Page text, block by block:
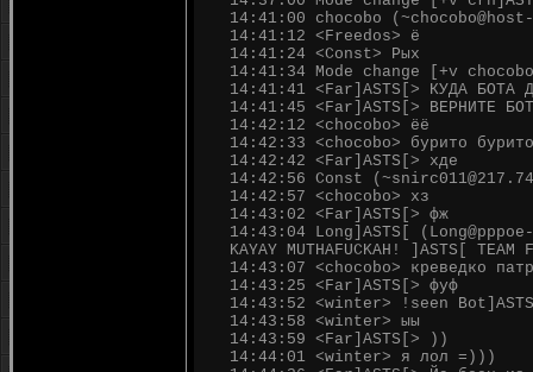
14:41:00 chocobo
14:41:12 <Freedos> ё
14:41:24 <Const> Рых
14:41:34 Mode change [+v
14:41:41 <Far]ASTS[> КУДА БОТА
14:41:45 <Far]ASTS[> ВЕРНИТЕ
14:42:12 <chocobo> ёё
14:42:33 <chocobo> бурито бурито
14:42:42 <Far]ASTS[> хде
14:42:56 Const
14:42:57 <chocobo> хз
14:43:02 <Far]ASTS[> фж
14:43:04 Long]ASTS[
KAYAY MUTHAFUCKAH! ]ASTS[ TEAM
14:43:07 <chocobo> креведко
14:43:25 <Far]ASTS[> фуф
14:43:52 <winter> !seen
14:43:58 <winter> ыы
14:43:59 <Far]ASTS[> ))
14:44:01 <winter> я лол =)))